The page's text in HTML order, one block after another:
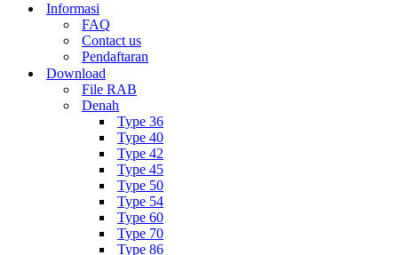
Informasi
FAQ
Contact us
Pendaftaran
Download
File RAB
Denah
Type 36
Type 40
Type 42
Type 45
Type 50
Type 54
Type 60
Type 70
Type 86